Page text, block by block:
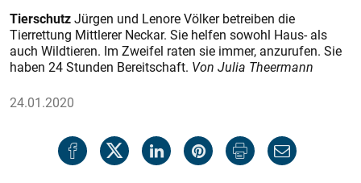
TierschutzJürgen und Lenore Völker betreiben die
Tierrettung Mittlerer Neckar. Sie helfen sowohl Haus- als
auch Wildtieren. Im Zweifel raten sie immer, anzurufen. Sie
haben 24 Stunden Bereitschaft. Von Julia Theermann
24.01.2020